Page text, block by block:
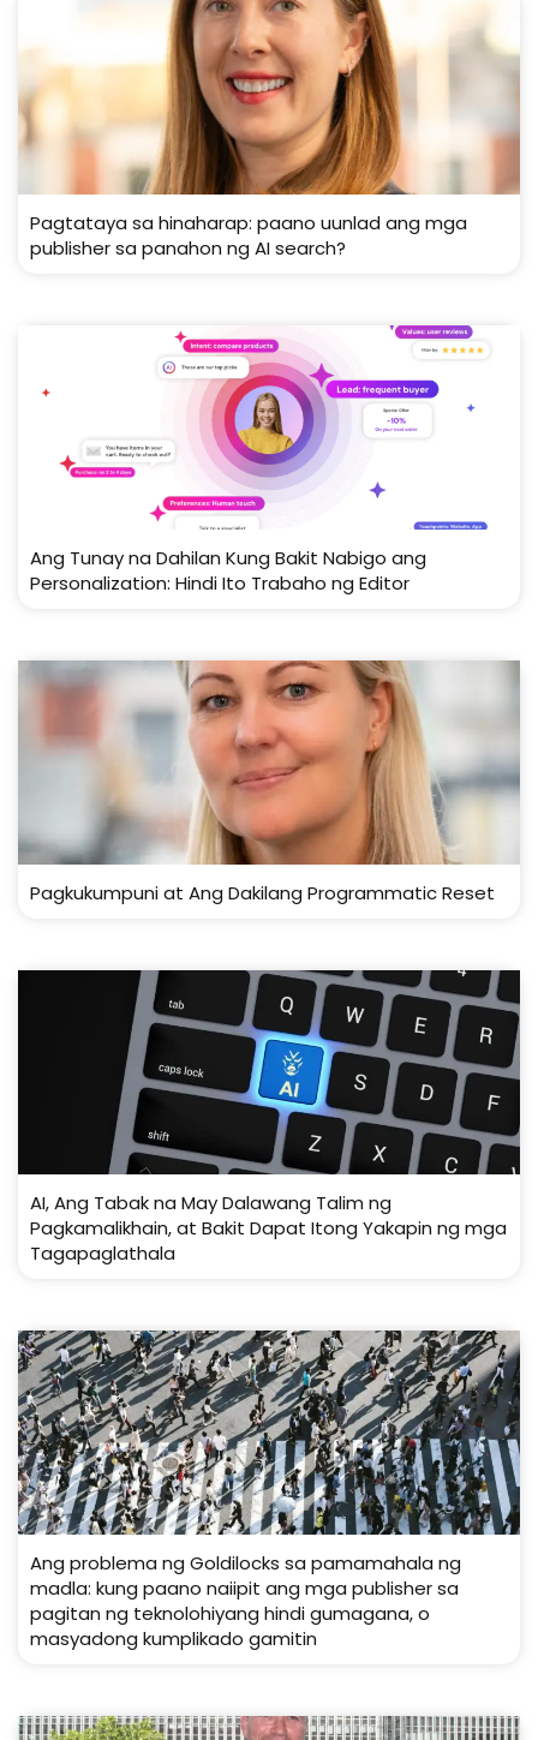
Pagtataya sa hinaharap: paano uunlad ang mga
publisher sa panahon ng AI search?
Ang Tunay na Dahilan Kung Bakit Nabigo ang
Personalization: Hindi Ito Trabaho ng Editor
Pagkukumpuni at Ang Dakilang Programmatic Reset
AI, Ang Tabak na May Dalawang Talim ng
Pagkamalikhain, at Bakit Dapat Itong Yakapin ng mga
Tagapaglathala
Ang problema ng Goldilocks sa pamamahala ng
madla: kung paano naiipit ang mga publisher sa
pagitan ng teknolohiyang hindi gumagana, o
masyadong kumplikado gamitin